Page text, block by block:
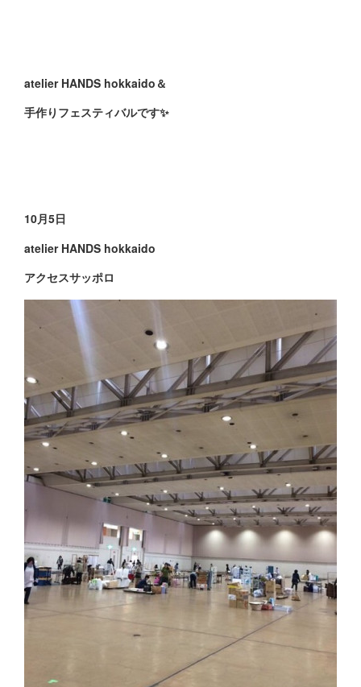
atelier HANDS hokkaido＆
手作りフェスティバルです✨
10月5日
atelier HANDS hokkaido
アクセスサッポロ